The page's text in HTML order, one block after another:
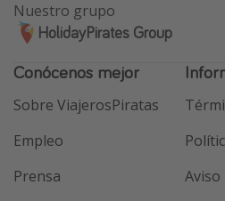
Nuestro grupo
HolidayPirates Group
Conócenos mejor
Sobre ViajerosPiratas
Empleo
Prensa
Aviso